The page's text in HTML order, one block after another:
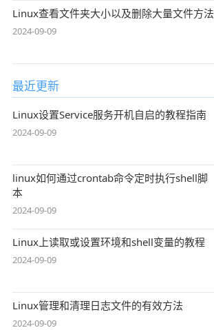
Linux查看文件夹大小以及删除大量文件方法
2024-09-09
最近更新
Linux设置Service服务开机自启的教程指南
2024-09-09
linux如何通过crontab命令定时执行shell脚
本
2024-09-09
Linux上读取或设置环境和shell变量的教程
2024-09-09
Linux管理和清理日志文件的有效方法
2024-09-09